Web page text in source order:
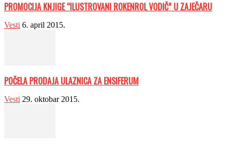
PROMOCIJA KNJIGE “ILUSTROVANI ROKENROL VODIČ” U ZAJEČARU
Vesti 6. april 2015.
POČELA PRODAJA ULAZNICA ZA ENSIFERUM
Vesti 29. oktobar 2015.